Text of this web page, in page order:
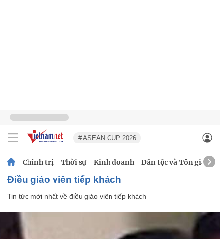
# ASEAN CUP 2026
Chính trị Thời sự Kinh doanh Dân tộc và Tôn giáo
điều giáo viên tiếp khách
Tin tức mới nhất về điều giáo viên tiếp khách